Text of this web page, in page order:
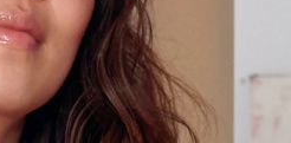
Mina beställningar
Mina adresser
Mina prenumerationer
Set
Русский
繁體中文